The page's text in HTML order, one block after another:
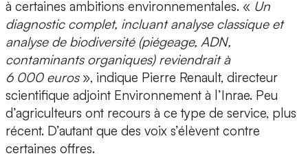
à certaines ambitions environnementales. « Un
diagnostic complet, incluant analyse classique et
analyse de biodiversité (piégeage, ADN,
contaminants organiques) reviendrait à
6 000 euros», indique Pierre Renault, directeur
scientifique adjoint Environnement à l’Inrae. Peu
d’agriculteurs ont recours à ce type de service, plus
récent. D’autant que des voix s’élèvent contre
certaines offres.